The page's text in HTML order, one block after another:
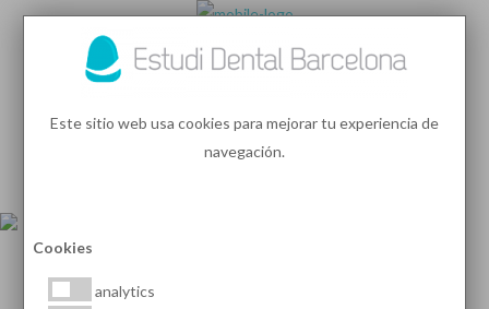
PEDIR HORA
Este sitio web usa cookies para mejorar tu experiencia de
navegación.
Cookies
analytics